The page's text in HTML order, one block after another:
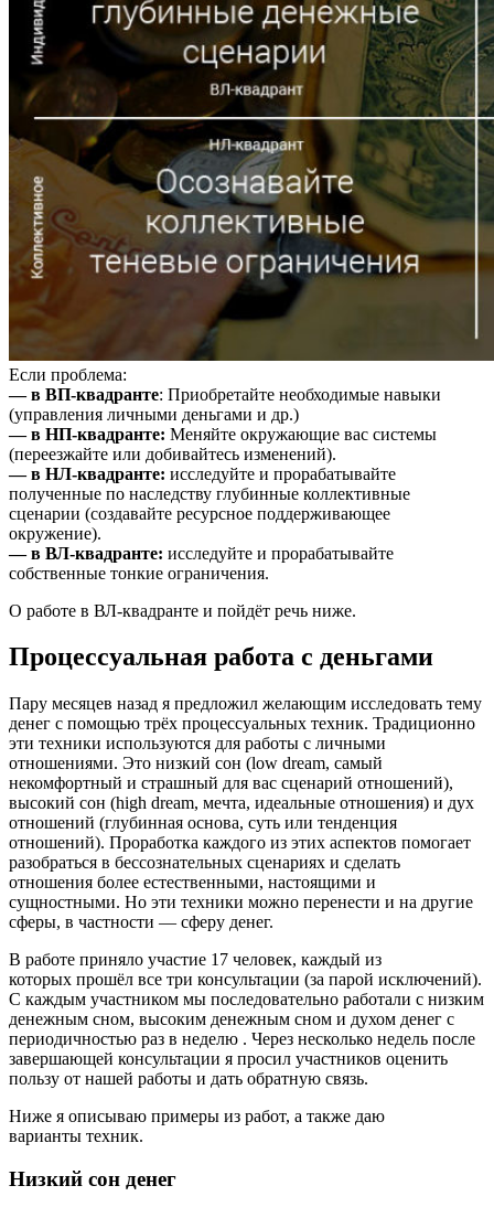
Если проблема:
— в ВП-квадранте: Приобретайте необходимые навыки
(управления личными деньгами и др.)
— в НП-квадранте: Меняйте окружающие вас системы
(переезжайте или добивайтесь изменений).
— в НЛ-квадранте: исследуйте и прорабатывайте
полученные по наследству глубинные коллективные
сценарии (создавайте ресурсное поддерживающее
окружение).
— в ВЛ-квадранте: исследуйте и прорабатывайте
собственные тонкие ограничения.
О работе в ВЛ-квадранте и пойдёт речь ниже.
Процессуальная работа с деньгами
Пару месяцев назад я предложил желающим исследовать тему
денег с помощью трёх процессуальных техник. Традиционно
эти техники используются для работы с личными
отношениями. Это низкий сон (low dream, самый
некомфортный и страшный для вас сценарий отношений),
высокий сон (high dream, мечта, идеальные отношения) и дух
отношений (глубинная основа, суть или тенденция
отношений). Проработка каждого из этих аспектов помогает
разобраться в бессознательных сценариях и сделать
отношения более естественными, настоящими и
сущностными. Но эти техники можно перенести и на другие
сферы, в частности — сферу денег.
В работе приняло участие 17 человек, каждый из
которых прошёл все три консультации (за парой исключений).
С каждым участником мы последовательно работали с низким
денежным сном, высоким денежным сном и духом денег с
периодичностью раз в неделю . Через несколько недель после
завершающей консультации я просил участников оценить
пользу от нашей работы и дать обратную связь.
Ниже я описываю примеры из работ, а также даю
варианты техник.
Низкий сон денег